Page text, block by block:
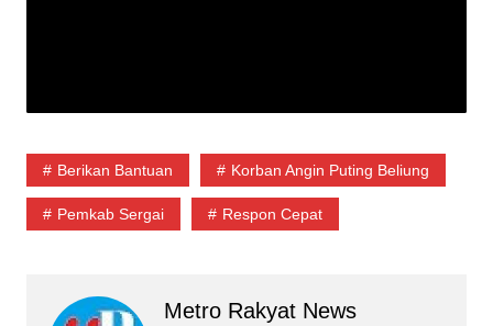
Berikan Bantuan Korban Angin Puting Beliung
Pemkab Sergai Respon Cepat
Metro Rakyat News